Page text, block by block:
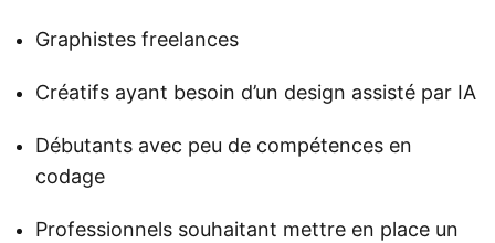
Graphistes freelances
Créatifs ayant besoin d’un design assisté par IA
Débutants avec peu de compétences en
codage
Professionnels souhaitant mettre en place un